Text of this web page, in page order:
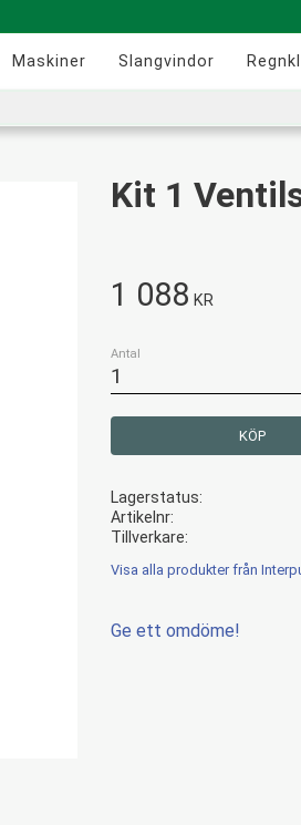
Maskiner Slangvindor
Kit 1
1 088 KR
Antal
KÖP
Lagerstatus
Artikelnr
Tillverkare
Visa alla produkter från
Ge ett omdöme!